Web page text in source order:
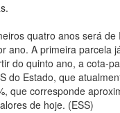
quatro anos será de
ano. A primeira parcela
do quinto ano, a cota-
do Estado, que
que corresponde
de hoje. (ESS)